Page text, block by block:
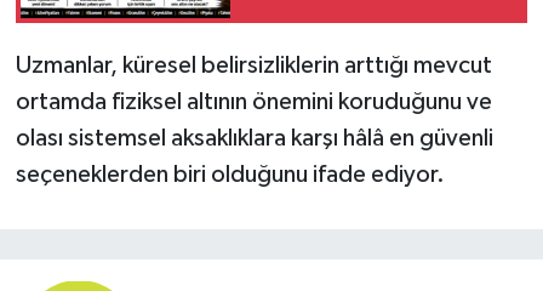
Uzmanlar, küresel belirsizliklerin arttığı mevcut
ortamda fiziksel altının önemini koruduğunu ve
olası sistemsel aksaklıklara karşı hâlâ en güvenli
seçeneklerden biri olduğunu ifade ediyor.